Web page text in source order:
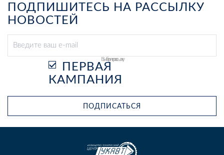
ПОДПИШИТЕСЬ НА РАССЫЛКУ
НОВОСТЕЙ
Выберите рассылку
ПЕРВАЯ
КАМПАНИЯ
ПОДПИСАТЬСЯ